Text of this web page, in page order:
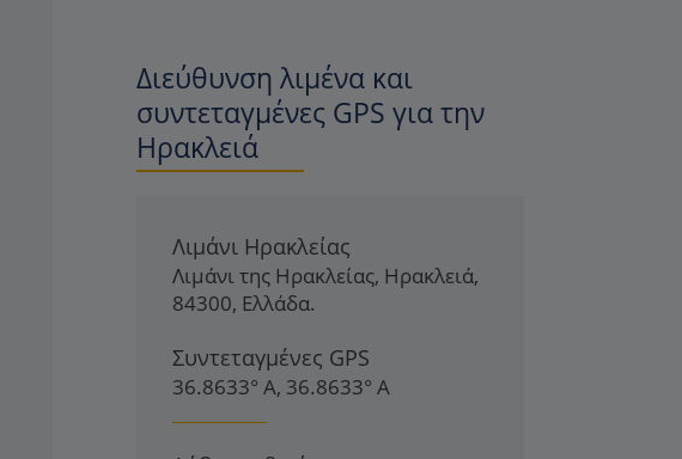
Διεύθυνση λιμένα και
συντεταγμένες GPS για την
Ηρακλειά
Λιμάνι Ηρακλείας
Λιμάνι της Ηρακλείας, Ηρακλειά,
84300, Ελλάδα.
Συντεταγμένες GPS
36.8633° Α, 36.8633° Α